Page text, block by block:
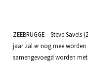
ZEEBRUGGE – Steve
jaar zal er nog mee worden
samengevoegd worden